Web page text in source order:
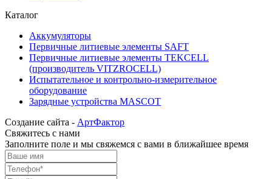
Каталог
Аккумуляторы
Первичные литиевые элементы SAFT
Первичные литиевые элементы TEKCELL
(производитель VITZROCELL)
Испытательное и контрольно-измерительное
оборудование
Зарядные устройства MASCOT
Создание сайта - АртФактор
Свяжитесь с нами
Заполните поле и мы свяжемся с вами в ближайшее время